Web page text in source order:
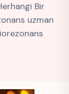
Bir
uzman